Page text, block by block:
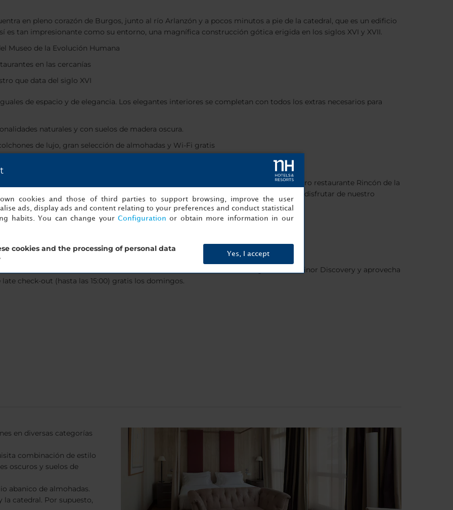
en pleno corazón de Burgos, junto al río Arlanzón y a pocos minutos a pie de la catedral, que es un edificio
es tan impresionante como su entorno, una magnífica construcción gótica erigida en los siglos XVI y XVII.
Museo de la Evolución Humana
en las cercanías
que data del siglo XVI
de espacio y de elegancia. Los elegantes interiores se completan con todos los extras necesarios para
naturales y con suelos de madera oscura.
de lujo, gran selección de almohadas y Wi-Fi gratis
a la catedral y al río
hotel es todo un referente gracias a sus ocho extraordinarias salas de eventos. Nuestro restaurante Rincón de la
de Burgos por la prestigiosa Guía Repsol. Se trata de un lugar elegante en el que disfrutar de nuestro
regional para el almuerzo y la cena.
hasta 1000 invitados
hotel durante el fin de semana, reserva directamente en
, regístrate en Minor Discovery y aprovecha
check-out (hasta las 15:00) gratis los domingos.
en diversas categorías
combinación de estilo
oscuros y suelos de
abanico de almohadas.
la catedral. Por supuesto,
cookies and those of third parties to support browsing, improve the user
ads, display ads and content relating to your preferences and conduct statistical
habits. You can change your Configuration or obtain more information in our
cookies and the processing of personal data
Yes, I accept